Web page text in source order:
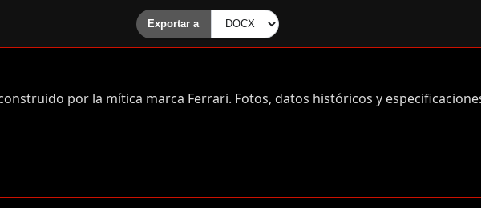
por la mítica marca Ferrari. Fotos, datos históricos y